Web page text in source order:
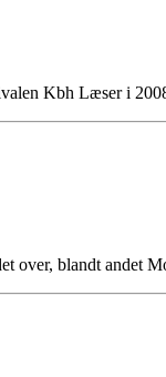
Kbh Læser i
over, blandt andet